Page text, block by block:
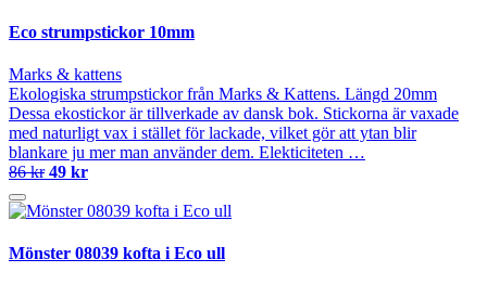
Eco strumpstickor 10mm
Marks & kattens
Ekologiska strumpstickor från Marks & Kattens. Längd 20mm
Dessa ekostickor är tillverkade av dansk bok. Stickorna är vaxade
med naturligt vax i stället för lackade, vilket gör att ytan blir
blankare ju mer man använder dem. Elekticiteten …
86 kr 49 kr
Mönster 08039 kofta i Eco ull